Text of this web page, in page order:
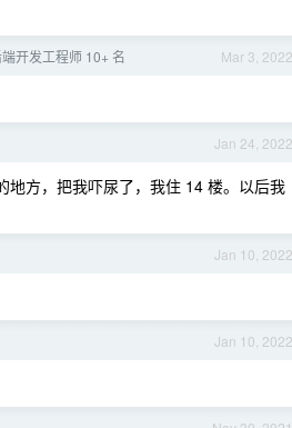
Mar 3, 2022
开发工程师 10+ 名
Jan 24, 2022
地方，把我吓尿了，我住 14 楼。以后我
Jan 10, 2022
Jan 10, 2022